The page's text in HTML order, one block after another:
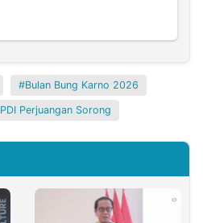
Bulan Bung Karno 2026
PDI Perjuangan Sorong